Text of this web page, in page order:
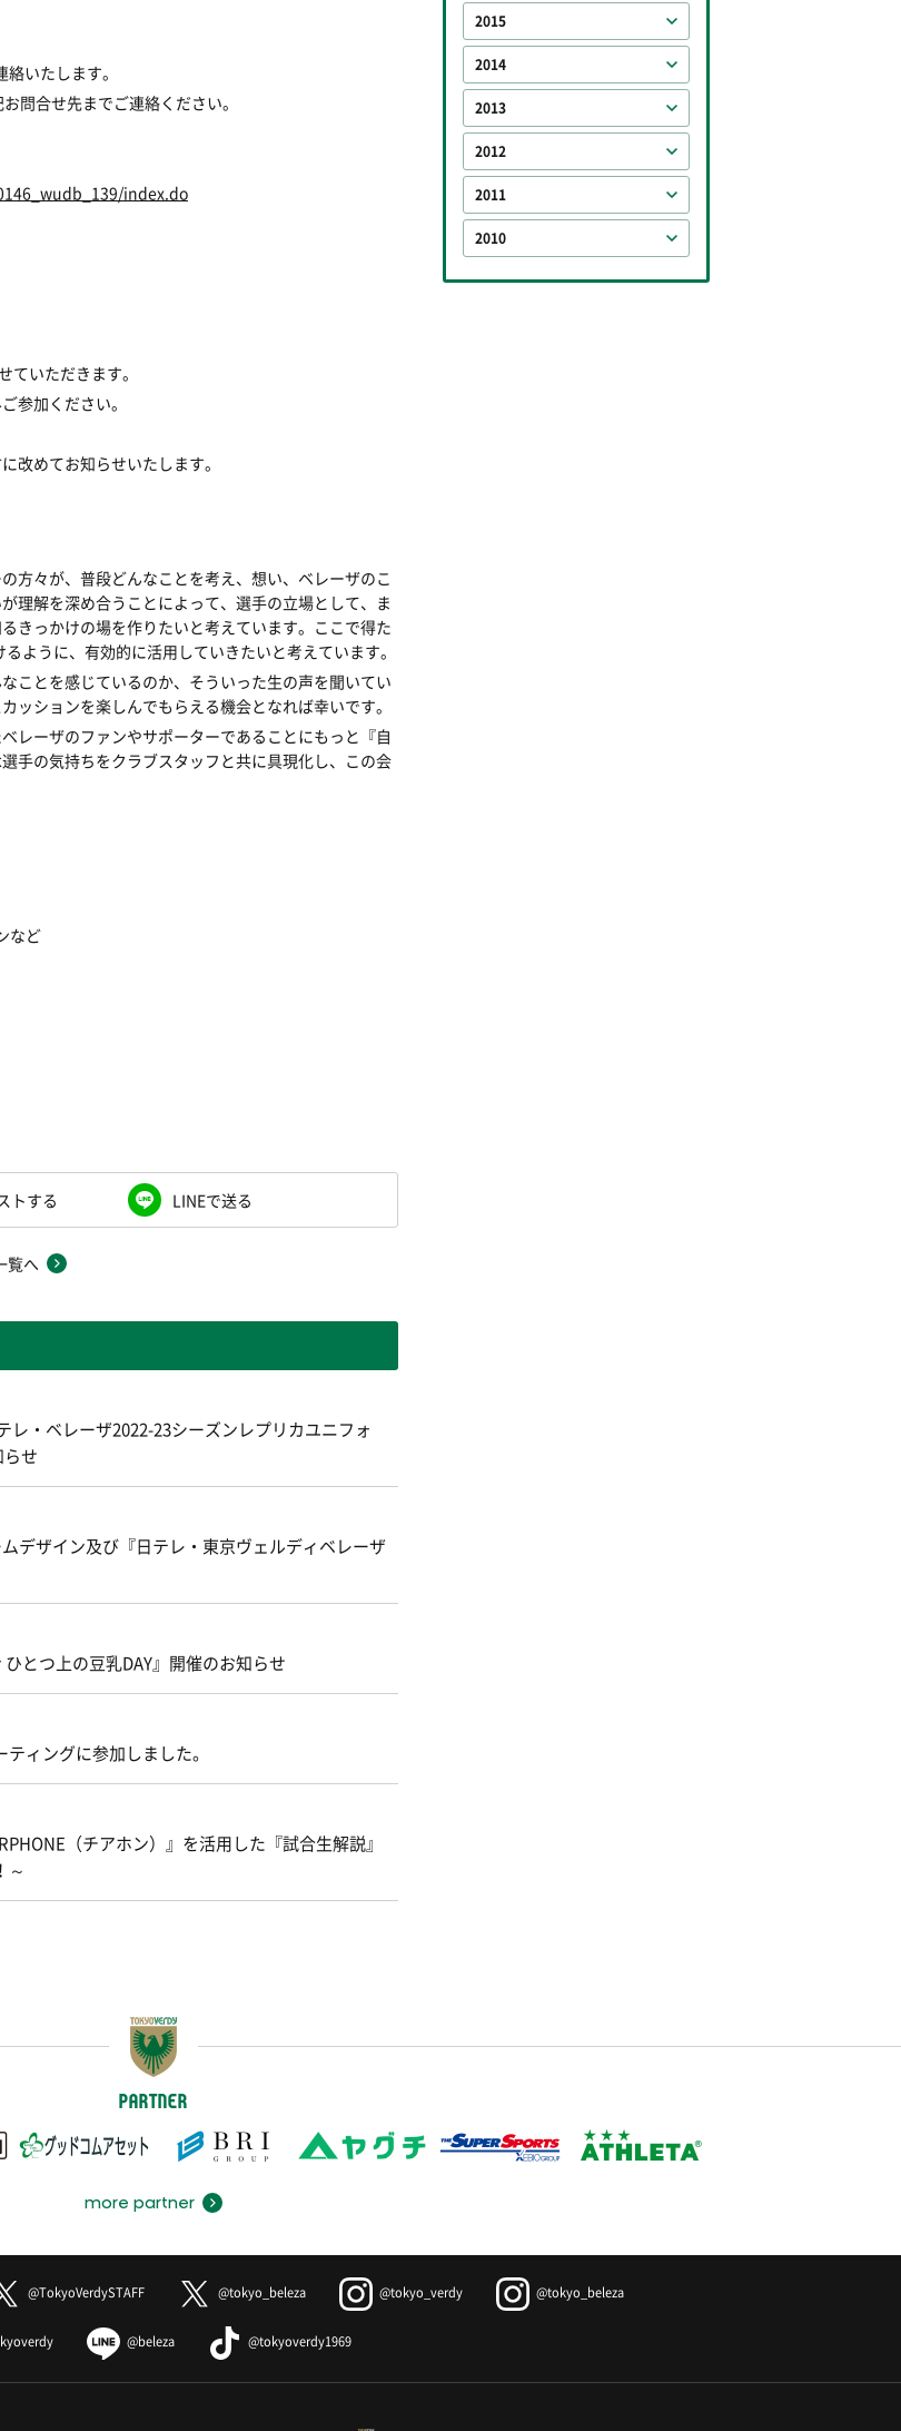
いたします。
問合せ先までご連絡ください。
index.do
ていただきます。
参加ください。
改めてお知らせいたします。
方々が、普段どんなことを考え、想い、ベレーザのこ
理解を深め合うことによって、選手の立場として、ま
きっかけの場を作りたいと考えています。ここで得た
ように、有効的に活用していきたいと考えています。
ことを感じているのか、そういった生の声を聞いてい
ッションを楽しんでもらえる機会となれば幸いです。
レーザのファンやサポーターであることにもっと『自
手の気持ちをクラブスタッフと共に具現化し、この会
など
トする LINEで送る
覧へ
・ベレーザ2022-23シーズンレプリカユニフォ
せ
デザイン及び『日テレ・東京ヴェルディベレーザ
とつ上の豆乳DAY』開催のお知らせ
ィングに参加しました。
（チアホン）』を活用した『試合生解説』
～
2015
2014
2013
2012
2011
2010
PARTNER
more partner
@TokyoVerdySTAFF @tokyo_beleza @tokyo_verdy @tokyo_beleza
@beleza @tokyoverdy1969